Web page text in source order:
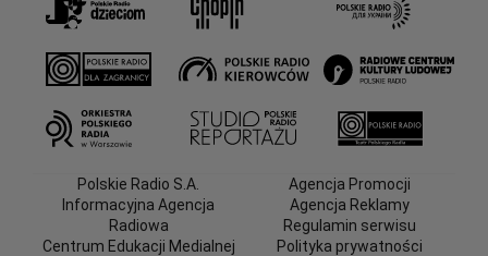
Polskie Radio S.A.
Informacyjna Agencja
Radiowa
Centrum Edukacji Medialnej
Agencja Promocji
Agencja Reklamy
Regulamin serwisu
Polityka prywatności